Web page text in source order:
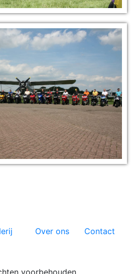
Over ons Contact